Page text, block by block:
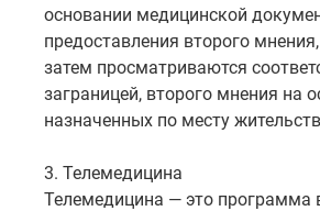
основании медицинской
предоставления второго
затем просматриваются
заграницей, второго мнения на
назначенных по месту
3. Телемедицина
Телемедицина — это программа